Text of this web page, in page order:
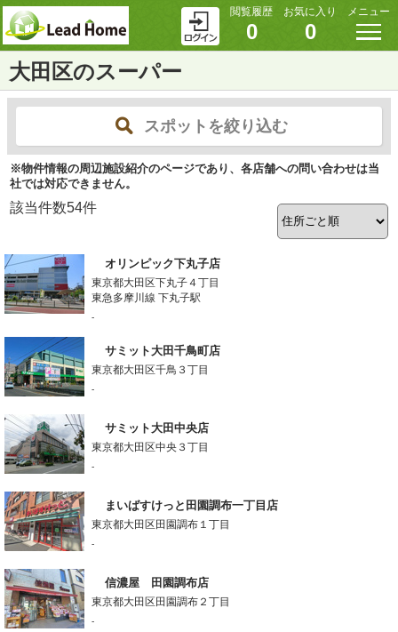
閲覧履歴
0
お気に入り
0
メニュー
大田区のスーパー
スポットを絞り込む
※物件情報の周辺施設紹介のページであり、各店舗への問い合わせは当
社では対応できません。
該当件数54件
オリンピック下丸子店
東京都大田区下丸子４丁目
東急多摩川線 下丸子駅
-
サミット大田千鳥町店
東京都大田区千鳥３丁目
-
サミット大田中央店
東京都大田区中央３丁目
-
まいばすけっと田園調布一丁目店
東京都大田区田園調布１丁目
-
信濃屋 田園調布店
東京都大田区田園調布２丁目
-